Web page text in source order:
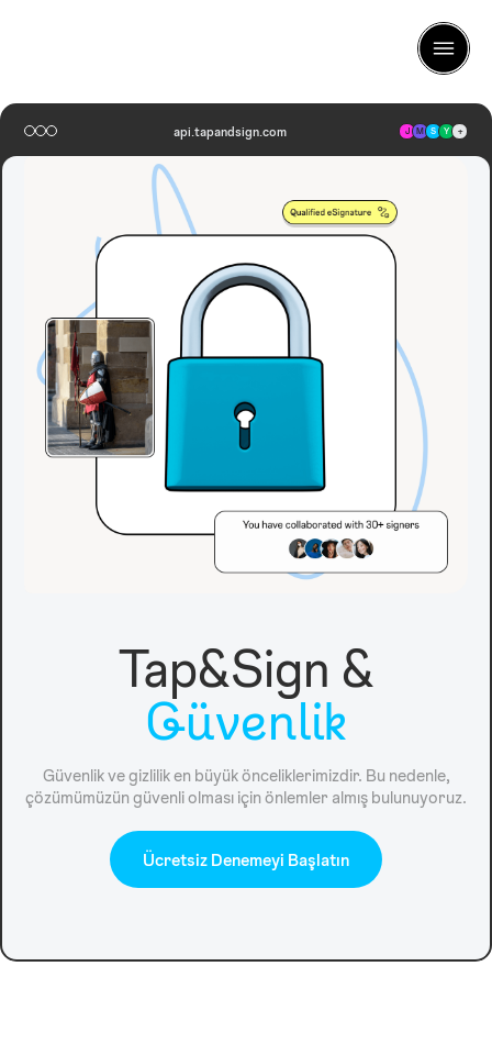
api.tapandsign.com J M S Y +
Tap&Sign &
Güvenlik
Güvenlik ve gizlilik en büyük önceliklerimizdir. Bu nedenle,
çözümümüzün güvenli olması için önlemler almış bulunuyoruz.
Ücretsiz Denemeyi Başlatın